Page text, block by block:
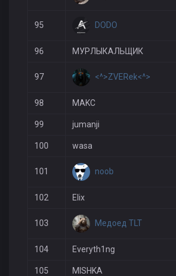
95 DODO
96 МУРЛЫКАЛЬЩИК
97 <^>ZVERek<^>
98 MAKС
99 jumanji
100 wasa
101 noob
102 Elix
103 Медоед TLT
104 Everyth1ng
105 MISHKA